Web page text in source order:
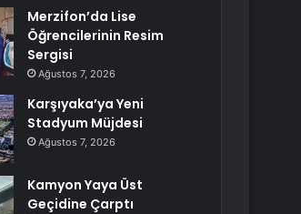
Merzifon’da Lise
Öğrencilerinin Resim
Sergisi
Ağustos 7, 2026
Karşıyaka’ya Yeni
Stadyum Müjdesi
Ağustos 7, 2026
Kamyon Yaya Üst
Geçidine Çarptı